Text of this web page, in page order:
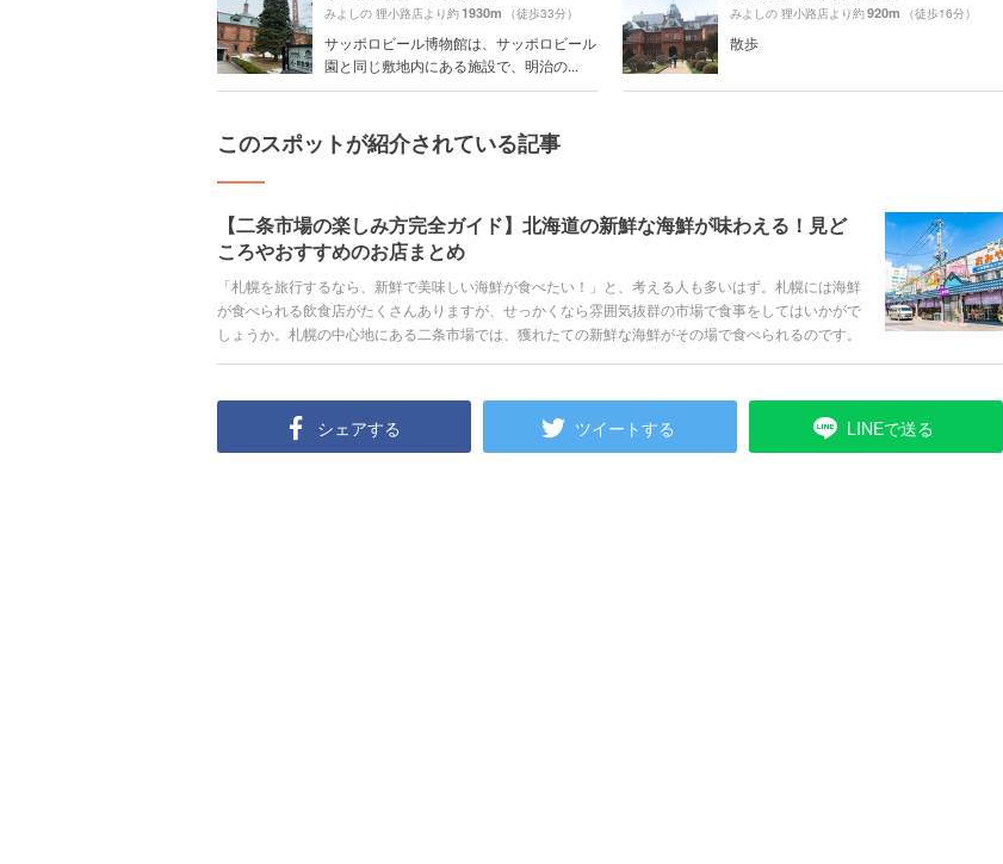
みよしの 狸小路店より約1930m （徒歩33分）
サッポロビール博物館は、サッポロビール
園と同じ敷地内にある施設で、明治の...
みよしの 狸小路店より約920m （徒歩16分）
散歩
このスポットが紹介されている記事
【二条市場の楽しみ方完全ガイド】北海道の新鮮な海鮮が味わえる！見ど
ころやおすすめのお店まとめ
「札幌を旅行するなら、新鮮で美味しい海鮮が食べたい！」と、考える人も多いはず。札幌には海鮮
が食べられる飲食店がたくさんありますが、せっかくなら雰囲気抜群の市場で食事をしてはいかがで
しょうか。札幌の中心地にある二条市場では、獲れたての新鮮な海鮮がその場で食べられるのです。
シェアする ツイートする LINEで送る